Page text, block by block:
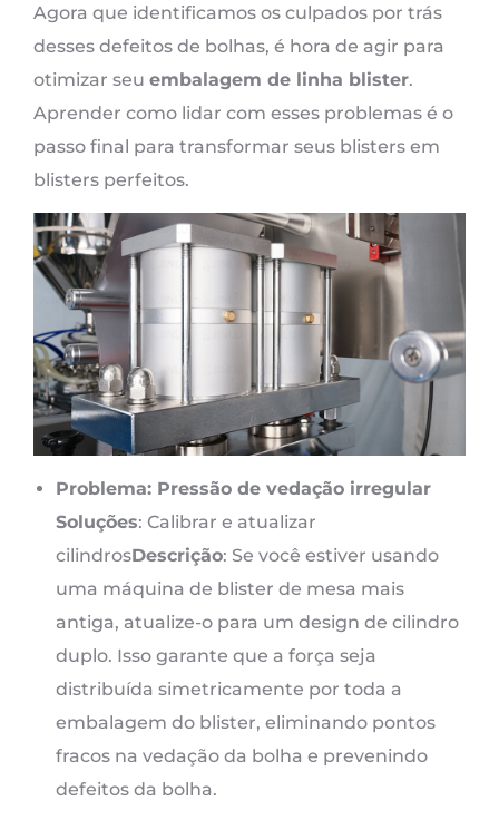
Agora que identificamos os culpados por trás
desses defeitos de bolhas, é hora de agir para
otimizar seu embalagem de linha blister.
Aprender como lidar com esses problemas é o
passo final para transformar seus blisters em
blisters perfeitos.
Problema: Pressão de vedação irregular
Soluções: Calibrar e atualizar
cilindrosDescrição: Se você estiver usando
uma máquina de blister de mesa mais
antiga, atualize-o para um design de cilindro
duplo. Isso garante que a força seja
distribuída simetricamente por toda a
embalagem do blister, eliminando pontos
fracos na vedação da bolha e prevenindo
defeitos da bolha.